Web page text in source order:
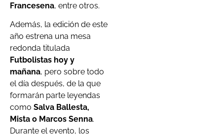
Francesena, entre otros.
Además, la edición de este
año estrena una mesa
redonda titulada
Futbolistas hoy y
mañana, pero sobre todo
el día después, de la que
formarán parte leyendas
como Salva Ballesta,
Mista o Marcos Senna.
Durante el evento, los